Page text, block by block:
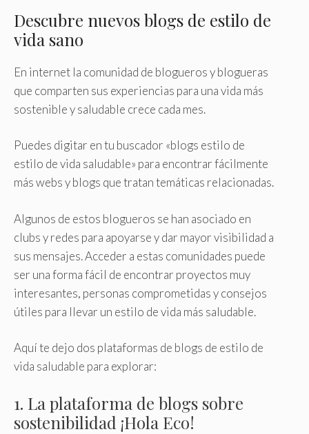
Descubre nuevos blogs de estilo de
vida sano
En internet la comunidad de blogueros y blogueras
que comparten sus experiencias para una vida más
sostenible y saludable crece cada mes.
Puedes digitar en tu buscador «blogs estilo de
estilo de vida saludable» para encontrar fácilmente
más webs y blogs que tratan temáticas relacionadas.
Algunos de estos blogueros se han asociado en
clubs y redes para apoyarse y dar mayor visibilidad a
sus mensajes. Acceder a estas comunidades puede
ser una forma fácil de encontrar proyectos muy
interesantes, personas comprometidas y consejos
útiles para llevar un estilo de vida más saludable.
Aquí te dejo dos plataformas de blogs de estilo de
vida saludable para explorar:
1. La plataforma de blogs sobre
sostenibilidad ¡Hola Eco!